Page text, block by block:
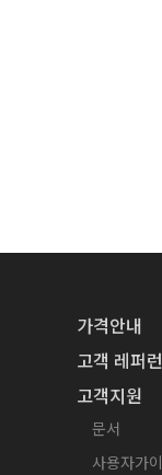
가격안내
고객 레퍼
고객지원
문서
사용자가